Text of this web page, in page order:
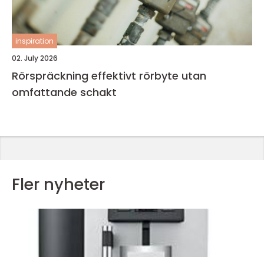
inspiration
02. July 2026
Rörspräckning effektivt rörbyte utan
omfattande schakt
Fler nyheter